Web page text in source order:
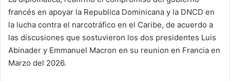
francés en apoyar la Republica Dominicana y la DNCD en
la lucha contra el narcotráfico en el Caribe, de acuerdo a
las discusiones que sostuvieron los dos presidentes Luis
Abinader y Emmanuel Macron en su reunion en Francia en
Marzo del 2026.